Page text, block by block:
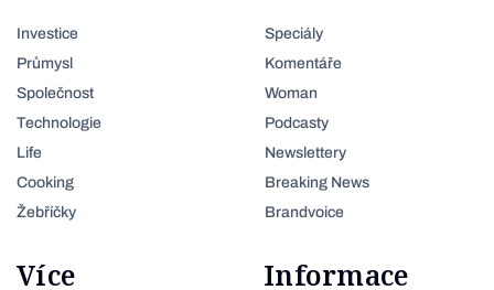
Investice
Průmysl
Společnost
Technologie
Life
Cooking
Žebříčky
Speciály
Komentáře
Woman
Podcasty
Newslettery
Breaking News
Brandvoice
Více Informace